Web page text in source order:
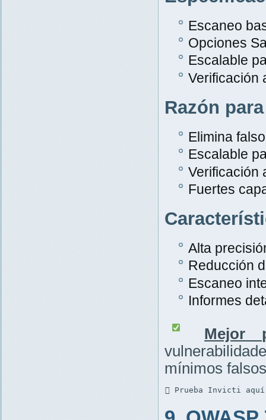
Escaneo
Opciones
Escalable
Verificación
Razón
Elimina
Escalable
Verificación
Fuertes
Alta
Reducción
Escaneo
Informes
Mejor
mínimos
 Prueba Invicti